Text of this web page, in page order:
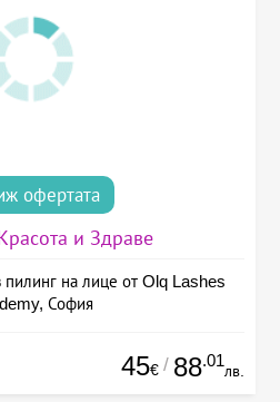
офертата
и Здраве
пилинг на лице от Olq Lashes
София
45€ / 88.01
лв.